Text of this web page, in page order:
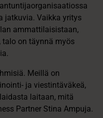
jatkuvia. Vaikka yritys
ammattilaisistaan,
on täynnä myös
Meillä on
ja viestintäväkeä,
laitaan, mitä
Partner Stina Ampuja.